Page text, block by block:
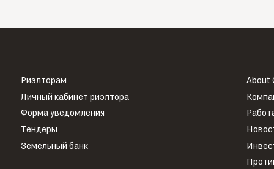
Риэлторам
Личный кабинет риэлтора
Форма уведомления
Тендеры
Земельный банк
About